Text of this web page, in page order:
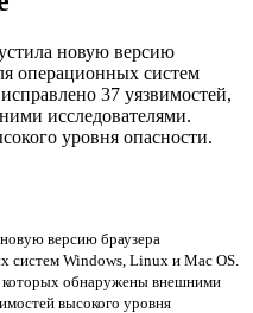
новую версию
операционных систем
37 уязвимостей,
исследователями.
уровня опасности.
новую версию браузера
систем Windows, Linux и Mac OS.
которых обнаружены внешними
высокого уровня